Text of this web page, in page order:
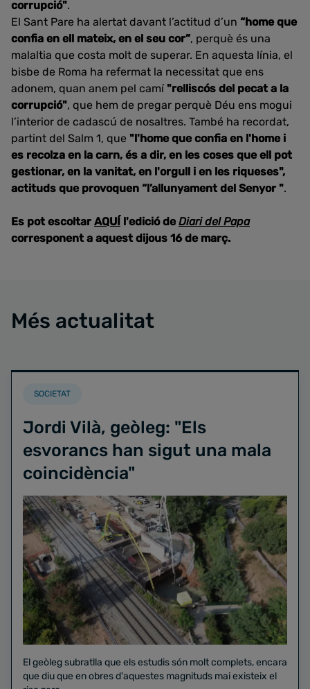
corrupció".
El Sant Pare ha alertat davant l’actitud d’un “home que
confia en ell mateix, en el seu cor”, perquè és una
malaltia que costa molt de superar. En aquesta línia, el
bisbe de Roma ha refermat la necessitat que ens
adonem, quan anem pel camí "relliscós del pecat a la
corrupció", que hem de pregar perquè Déu ens mogui
l’interior de cadascú de nosaltres. També ha recordat,
partint del Salm 1, que "l'home que confia en l'home i
es recolza en la carn, és a dir, en les coses que ell pot
gestionar, en la vanitat, en l'orgull i en les riqueses",
actituds que provoquen “l’allunyament del Senyor ".
Es pot escoltar AQUÍ l'edició deDiari del Papa
corresponent a aquest dijous 16 de març.
Més actualitat
SOCIETAT
Jordi Vilà, geòleg: "Els
esvorancs han sigut una mala
coincidència"
El geòleg subratlla que els estudis són molt complets, encara
que diu que en obres d'aquestes magnituds mai existeix el